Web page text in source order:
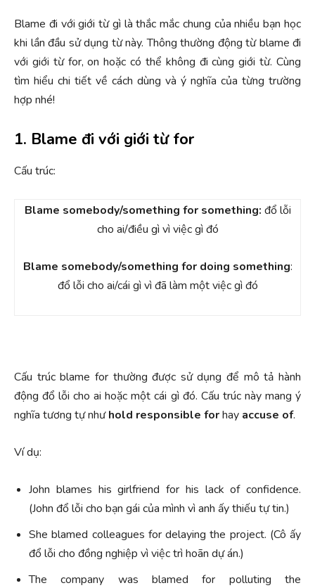
Blame đi với giới từ gì là thắc mắc chung của nhiều bạn học
khi lần đầu sử dụng từ này. Thông thường động từ blame đi
với giới từ for, on hoặc có thể không đi cùng giới từ. Cùng
tìm hiểu chi tiết về cách dùng và ý nghĩa của từng trường
hợp nhé!
1. Blame đi với giới từ for
Cấu trúc:
Blame somebody/something for something: đổ lỗi
cho ai/điều gì vì việc gì đó
Blame somebody/something for doing something:
đổ lỗi cho ai/cái gì vì đã làm một việc gì đó
Cấu trúc blame for thường được sử dụng để mô tả hành
động đổ lỗi cho ai hoặc một cái gì đó. Cấu trúc này mang ý
nghĩa tương tự nhưhold responsible forhay accuse of.
Ví dụ:
John blames his girlfriend for his lack of confidence.
(John đổ lỗi cho bạn gái của mình vì anh ấy thiếu tự tin.)
She blamed colleagues for delaying the project. (Cô ấy
đổ lỗi cho đồng nghiệp vì việc trì hoãn dự án.)
The company was blamed for polluting the